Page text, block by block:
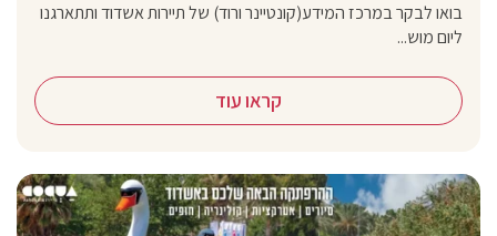
בואו לבקר במרכז המידע(קונטיינר ורוד) של תיירות אשדוד ותתארגנו
ליום מוש...
קראו עוד